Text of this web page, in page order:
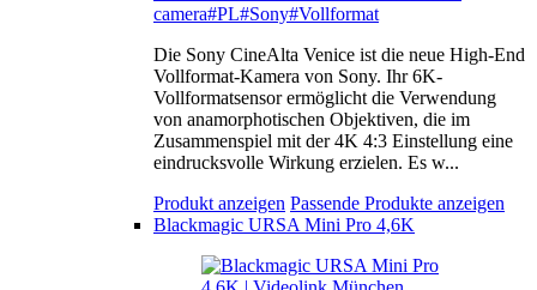
camera#PL#Sony#Vollformat
Die Sony CineAlta Venice ist die neue High-End
Vollformat-Kamera von Sony. Ihr 6K-
Vollformatsensor ermöglicht die Verwendung
von anamorphotischen Objektiven, die im
Zusammenspiel mit der 4K 4:3 Einstellung eine
eindrucksvolle Wirkung erzielen. Es w...
Produkt anzeigen Passende Produkte anzeigen
Blackmagic URSA Mini Pro 4,6K